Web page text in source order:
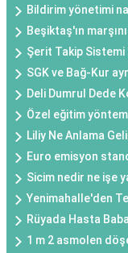
Bildirim yönetimi
Beşiktaş'ın
Şerit Takip
SGK ve Bağ-Kur
Deli Dumrul Dede
Özel eğitim
Liliy Ne Anlama
Euro emisyon
Sicim nedir ne işe
Yenimahalle'den
Rüyada Hasta
1 m 2 asmolen